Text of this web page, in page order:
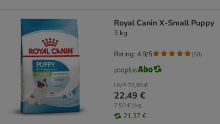
Royal Canin X-Small Puppy
3 kg
UVP 23,90 €
22,49 €
7,50 € / kg
21,37 €
Rating: 4.9/5 (59)